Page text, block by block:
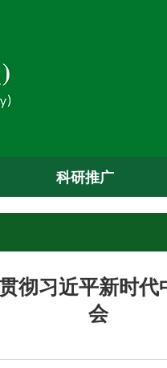
科研推广
彻习近平新时
会